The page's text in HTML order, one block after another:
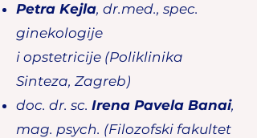
Petra Kejla, dr.med., spec.
ginekologije
i opstetricije (Poliklinika
Sinteza, Zagreb)
doc. dr. sc. Irena Pavela Banai,
mag. psych. (Filozofski fakultet